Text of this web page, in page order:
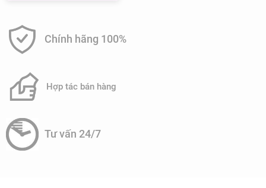
Bước 1:
Bước 2:
Chính hãng 100%
Hợp tác bán hàng
Tư vấn 24/7